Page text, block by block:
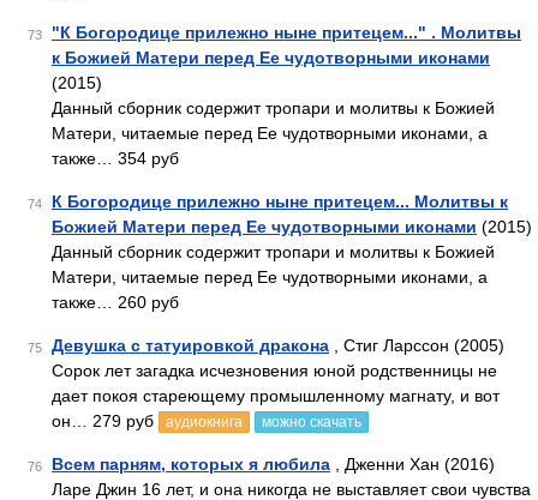
73
"К Богородице прилежно ныне притецем..." . Молитвы
к Божией Матери перед Ее чудотворными иконами
(2015)
Данный сборник содержит тропари и молитвы к Божией
Матери, читаемые перед Ее чудотворными иконами, а
также… 354 руб
74
К Богородице прилежно ныне притецем... Молитвы к
Божией Матери перед Ее чудотворными иконами (2015)
Данный сборник содержит тропари и молитвы к Божией
Матери, читаемые перед Ее чудотворными иконами, а
также… 260 руб
75 Девушка с татуировкой дракона , Стиг Ларссон (2005)
Сорок лет загадка исчезновения юной родственницы не
дает покоя стареющему промышленному магнату, и вот
он… 279 руб
аудиокнига можно скачать
76 Всем парням, которых я любила , Дженни Хан (2016)
Ларе Джин 16 лет, и она никогда не выставляет свои чувства